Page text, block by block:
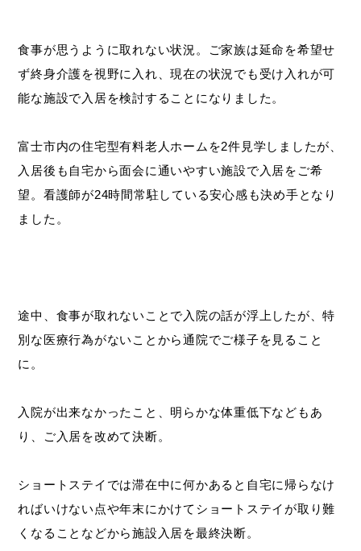
食事が思うように取れない状況。ご家族は延命を希望せ
ず終身介護を視野に入れ、現在の状況でも受け入れが可
能な施設で入居を検討することになりました。
富士市内の住宅型有料老人ホームを2件見学しましたが、
入居後も自宅から面会に通いやすい施設で入居をご希
望。看護師が24時間常駐している安心感も決め手となり
ました。
途中、食事が取れないことで入院の話が浮上したが、特
別な医療行為がないことから通院でご様子を見ること
に。
入院が出来なかったこと、明らかな体重低下などもあ
り、ご入居を改めて決断。
ショートステイでは滞在中に何かあると自宅に帰らなけ
ればいけない点や年末にかけてショートステイが取り難
くなることなどから施設入居を最終決断。